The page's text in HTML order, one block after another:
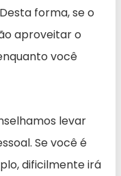
forma, se o
aproveitar o
você
levar
Se você é
dificilmente irá